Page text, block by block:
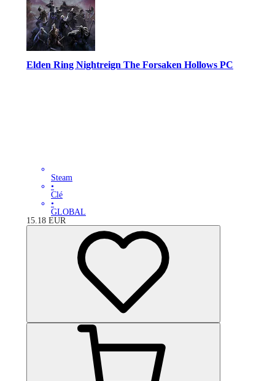
Elden Ring Nightreign The Forsaken Hollows PC
Steam
•
Clé
•
GLOBAL
15.18 EUR